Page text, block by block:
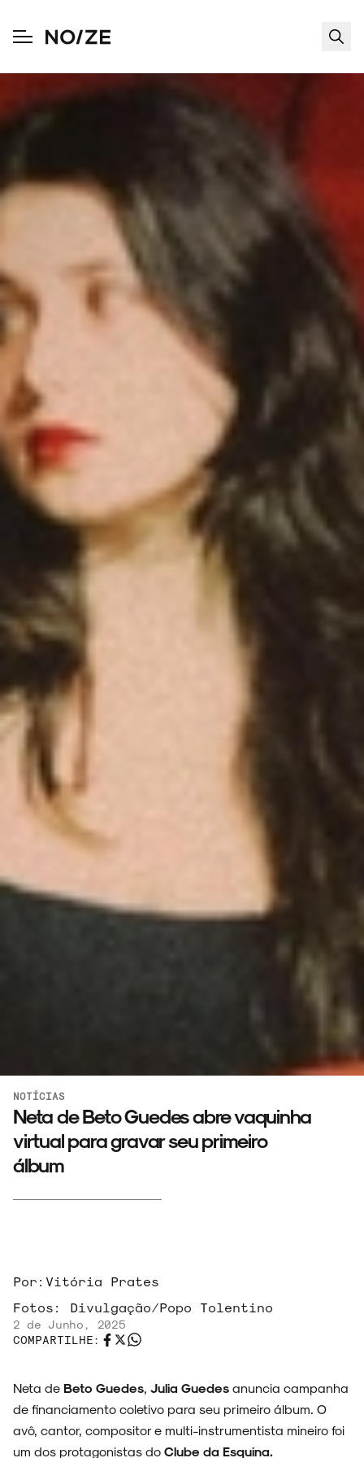
ARQUIVO
ENTREVISTAS
NOTÍCIAS
Neta de Beto Guedes abre vaquinha
virtual para gravar seu primeiro
álbum
Por: Vitória Prates
Fotos: Divulgação/Popo Tolentino
2 de Junho, 2025
COMPARTILHE:
Neta de Beto Guedes, Julia Guedes anuncia campanha
de financiamento coletivo para seu primeiro álbum. O
avô, cantor, compositor e multi-instrumentista mineiro foi
um dos protagonistas do Clube da Esquina.